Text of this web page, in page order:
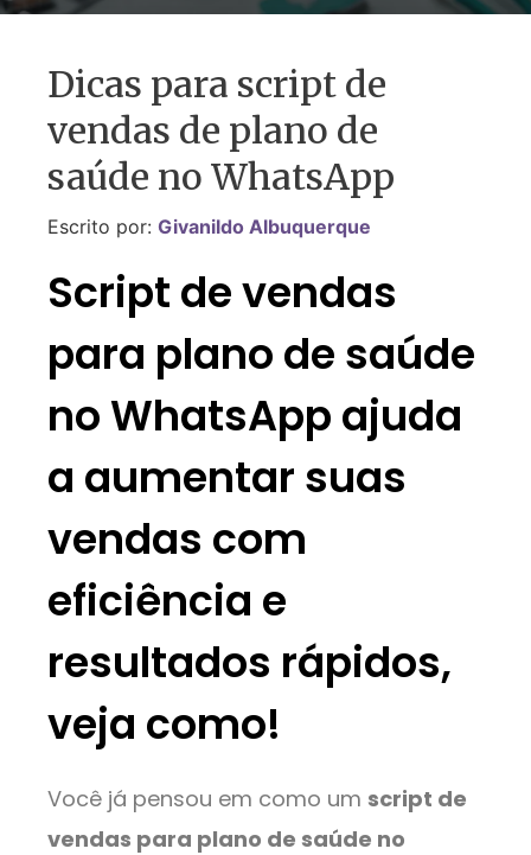
Dicas para script de
vendas de plano de
saúde no WhatsApp
Escrito por: Givanildo Albuquerque
Script de vendas
para plano de saúde
no WhatsApp ajuda
a aumentar suas
vendas com
eficiência e
resultados rápidos,
veja como!
Você já pensou em como um script de
vendas para plano de saúde no